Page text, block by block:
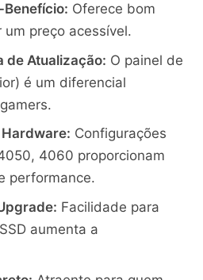
Benefício: Oferece bom
um preço acessível.
de Atualização: O painel de
é um diferencial
Configurações
4060 proporcionam
performance.
Facilidade para
aumenta a